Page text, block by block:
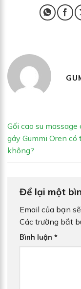
Gối cao su massage
gáy Gummi Oren có
không?
Để lại một
Email của bạn
Các trường bắt
Bình luận *